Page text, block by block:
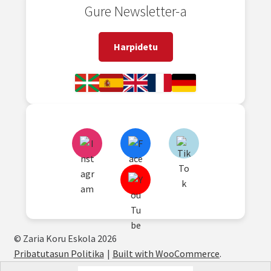
Gure Newsletter-a
Harpidetu
© Zaria Koru Eskola 2026
Pribatutasun Politika
Built with WooCommerce.